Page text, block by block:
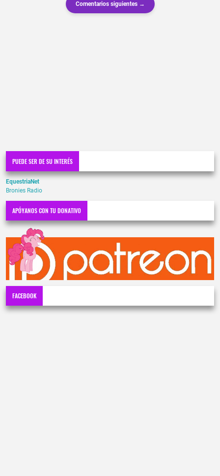
Comentarios siguientes →
PUEDE SER DE SU INTERÉS
EquestriaNet
Bronies Radio
APÓYANOS CON TU DONATIVO
FACEBOOK